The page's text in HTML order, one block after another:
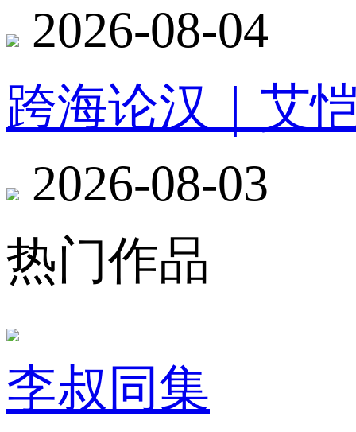
2026-08-04
跨海论汉｜艾
2026-08-03
热门作品
李叔同集